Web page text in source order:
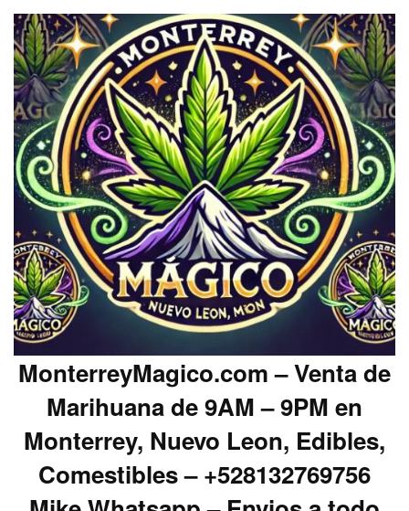
MonterreyMagico.com – Venta de
Marihuana de 9AM – 9PM en
Monterrey, Nuevo Leon, Edibles,
Comestibles – +528132769756